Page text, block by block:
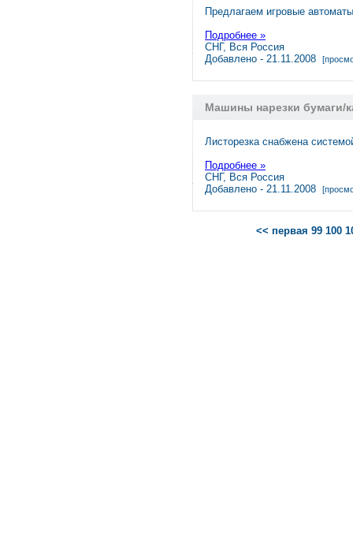
Предлагаем игровые
Подробнее »
СНГ, Вся Россия
Добавлено - 21.11.2008
Машины нарезки бумаги/
Листорезка снабжена
Подробнее »
СНГ, Вся Россия
Добавлено - 21.11.2008
<< первая 99 100